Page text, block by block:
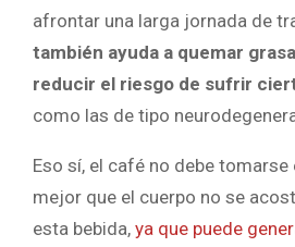
afrontar una larga jornada de
también ayuda a quemar
reducir el riesgo de sufrir
como las de tipo
Eso sí, el café no debe tomarse
mejor que el cuerpo no se
esta bebida, ya que puede